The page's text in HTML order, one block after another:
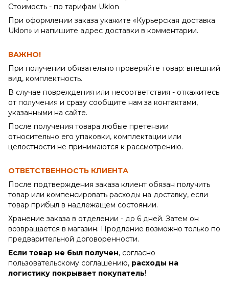
Стоимость - по тарифам Uklon
При оформлении заказа укажите «Курьерская доставка
Uklon» и напишите адрес доставки в комментарии.
ВАЖНО!
При получении обязательно проверяйте товар: внешний
вид, комплектность.
В случае повреждения или несоответствия - откажитесь
от получения и сразу сообщите нам за контактами,
указанными на сайте.
После получения товара любые претензии
относительно его упаковки, комплектации или
целостности не принимаются к рассмотрению.
ОТВЕТСТВЕННОСТЬ КЛИЕНТА
После подтверждения заказа клиент обязан получить
товар или компенсировать расходы на доставку, если
товар прибыл в надлежащем состоянии.
Хранение заказа в отделении - до 6 дней. Затем он
возвращается в магазин. Продление возможно только по
предварительной договоренности.
Если товар не был получен, согласно
пользовательскому соглашению, расходы на
логистику покрывает покупатель!